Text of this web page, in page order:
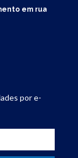
em rua
por e-